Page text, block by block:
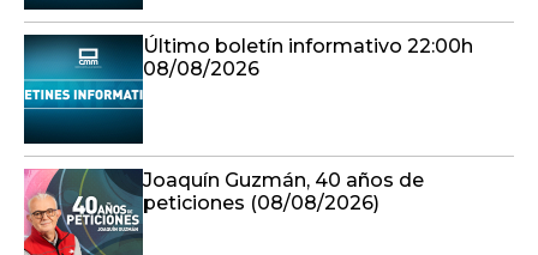
Último boletín informativo 22:00h
08/08/2026
Joaquín Guzmán, 40 años de
peticiones (08/08/2026)